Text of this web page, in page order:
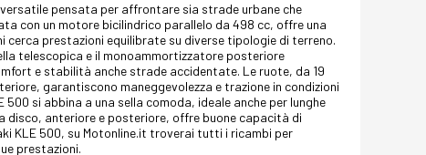
pensata per affrontare sia strade urbane che
con un motore bicilindrico parallelo da 498 cc, offre una
cerca prestazioni equilibrate su diverse tipologie di terreno.
telescopica e il monoammortizzatore posteriore
e stabilità anche strade accidentate. Le ruote, da 19
garantiscono maneggevolezza e trazione in condizioni
500 si abbina a una sella comoda, ideale anche per lunghe
disco, anteriore e posteriore, offre buone capacità di
KLE 500, su Motonline.it troverai tutti i ricambi per
prestazioni.